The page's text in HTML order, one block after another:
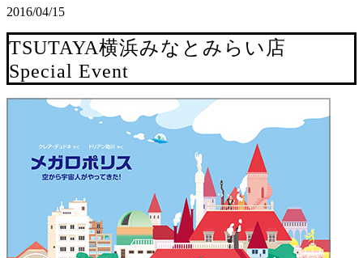
2016/04/15
TSUTAYA横浜みなとみらい店
Special Event